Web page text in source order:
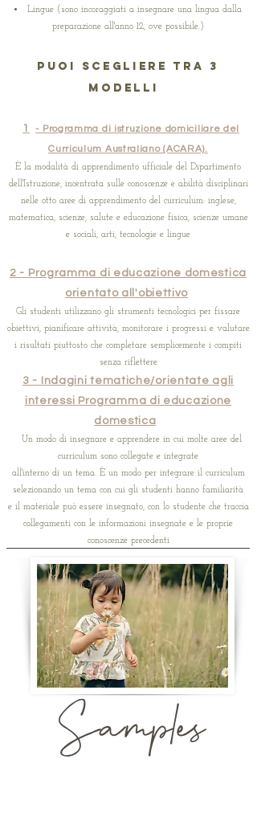
Lingue (sono incoraggiati a insegnare una lingua dalla
preparazione all'anno 12, ove possibile.)
Puoi scegliere tra 3
modelli
1
- Programma di istruzione domiciliare del
Curriculum Australiano (ACARA).
È la modalità di apprendimento ufficiale del Dipartimento
dell'Istruzione, incentrata sulle conoscenze e abilità disciplinari
nelle otto aree di apprendimento del curriculum: inglese,
matematica, scienze, salute e educazione fisica, scienze umane
e sociali, arti, tecnologie e lingue
2 - Programma di educazione domestica
orientato all'obiettivo
Gli studenti utilizzano gli strumenti tecnologici per fissare
obiettivi, pianificare attività, monitorare i progressi e valutare
i risultati piuttosto che completare semplicemente i compiti
senza riflettere
3 - Indagini tematiche/orientate agli
interessi Programma di educazione
domestica
Un modo di insegnare e apprendere in cui molte aree del
curriculum sono collegate e integrate
all'interno di un tema. È un modo per integrare il curriculum
selezionando un tema con cui gli studenti hanno familiarità
e il materiale può essere insegnato, con lo studente che traccia
collegamenti con le informazioni insegnate e le proprie
conoscenze precedenti